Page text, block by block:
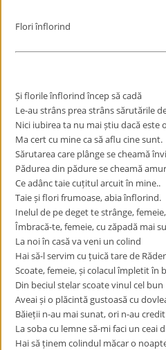
Flori înflorind
Și florile înflorind încep să cadă
Le-au strâns prea strâns sărutările
Nici iubirea ta nu mai știu dacă este
Ma cert cu mine ca să aflu cine sunt.
Sărutarea care plânge se cheamă
Pădurea din pădure se cheamă
Ce adânc taie cuțitul arcuit în mine..
Taie și flori frumoase, abia înflorind.
Inelul de pe deget te strânge,
Îmbracă-te, femeie, cu zăpadă mai
La noi în casă va veni un colind
Hai să-l servim cu țuică tare de
Scoate, femeie, și colacul împletit în
Din beciul stelar scoate vinul cel bun
Aveai și o plăcintă gustoasă cu
Băieții n-au mai sunat, ori n-au
La soba cu lemne să-mi faci un ceai
Hai să ținem colindul măcar o